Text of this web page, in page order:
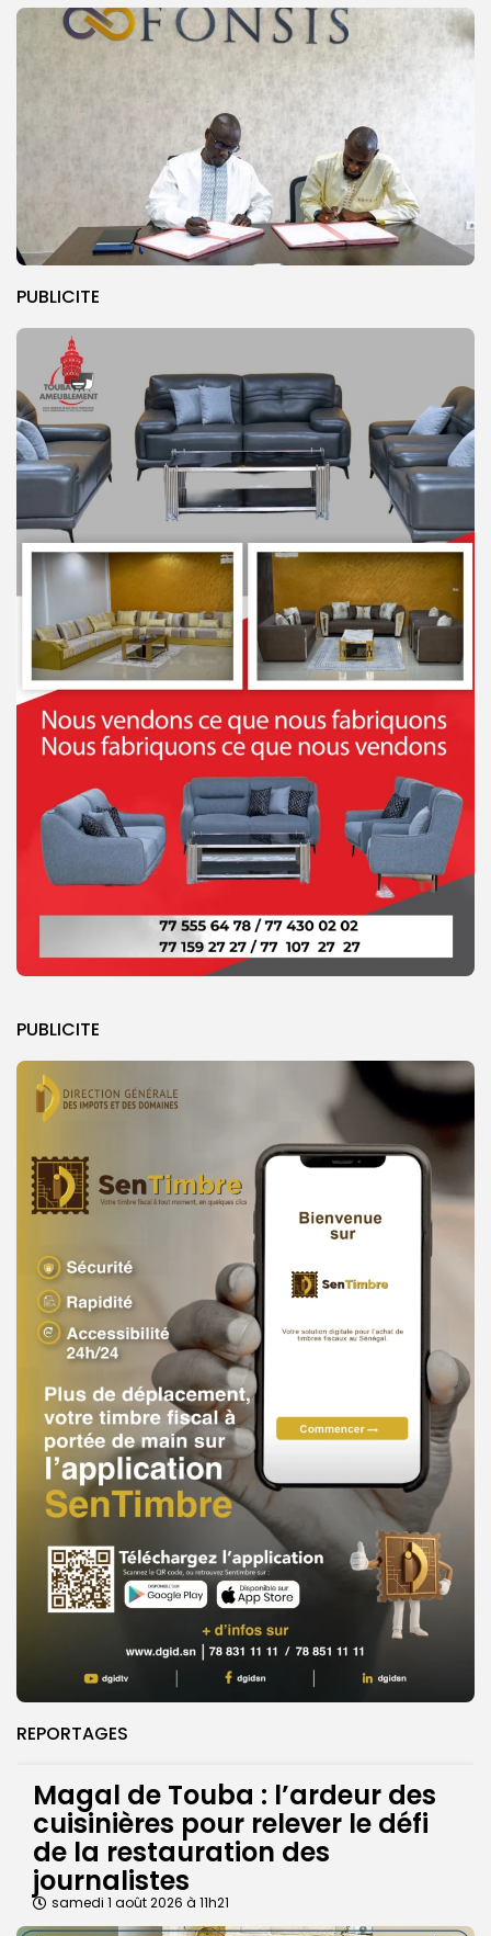
PUBLICITE
PUBLICITE
REPORTAGES
Magal de Touba : l’ardeur des
cuisinières pour relever le défi
de la restauration des
journalistes
samedi 1 août 2026 à 11h21